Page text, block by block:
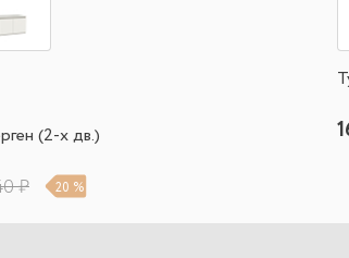
(2-х дв.)
₽ 20 %